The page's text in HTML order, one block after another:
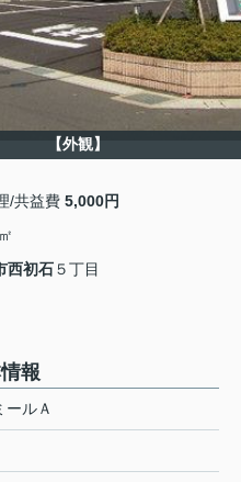
【外観】
/共益費 5,000円
西初石５丁目
報
ールＡ